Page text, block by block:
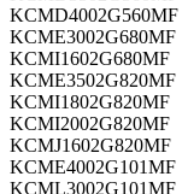
KCMD4002G560MF
KCME3002G680MF
KCMI1602G680MF
KCME3502G820MF
KCMI1802G820MF
KCMI2002G820MF
KCMJ1602G820MF
KCME4002G101MF
KCML3002G101MF